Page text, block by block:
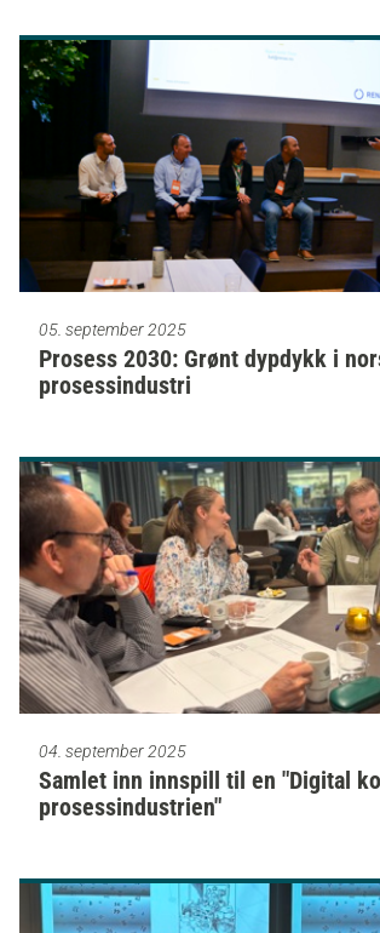
05. september 2025
Prosess 2030: Grønt dypdykk i
prosessindustri
04. september 2025
Samlet inn innspill til en "Digital
prosessindustrien"